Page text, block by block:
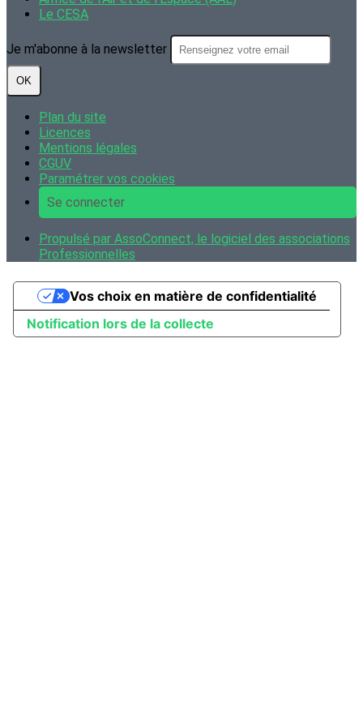
Le CESA
Je m'abonne à la newsletter
OK
Plan du site
Licences
Mentions légales
CGUV
Paramétrer vos cookies
Se connecter
Propulsé par AssoConnect, le logiciel des associations
Professionnelles
Notification lors de la collecte
Vos choix en matière de confidentialité